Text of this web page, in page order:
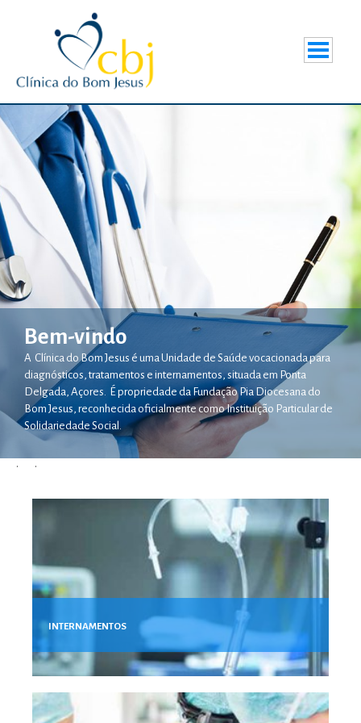
Bem-vindo
A Clínica do Bom Jesus é uma Unidade de Saúde vocacionada para
diagnósticos, tratamentos e internamentos, situada em Ponta
Delgada, Açores. É propriedade da Fundação Pia Diocesana do
Bom Jesus, reconhecida oficialmente como Instituição Particular de
Solidariedade Social.
• •
INTERNAMENTOS